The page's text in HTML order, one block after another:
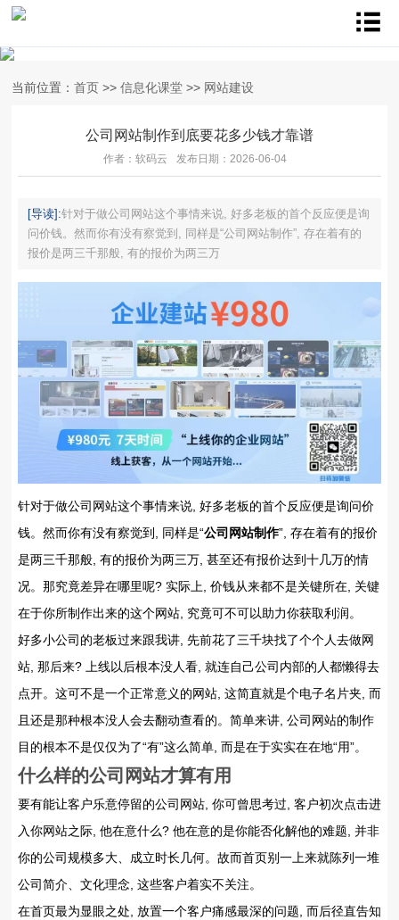
当前位置： 首页 >> 信息化课堂 >> 网站建设
公司网站制作到底要花多少钱才靠谱
作者：软码云 发布日期：2026-06-04
[导读]:针对于做公司网站这个事情来说, 好多老板的首个反应便是询
问价钱。然而你有没有察觉到, 同样是“公司网站制作”, 存在着有的
报价是两三千那般, 有的报价为两三万
针对于做公司网站这个事情来说, 好多老板的首个反应便是询问价
钱。然而你有没有察觉到, 同样是“公司网站制作”, 存在着有的报价
是两三千那般, 有的报价为两三万, 甚至还有报价达到十几万的情
况。那究竟差异在哪里呢? 实际上, 价钱从来都不是关键所在, 关键
在于你所制作出来的这个网站, 究竟可不可以助力你获取利润。
好多小公司的老板过来跟我讲, 先前花了三千块找了个个人去做网
站, 那后来? 上线以后根本没人看, 就连自己公司内部的人都懒得去
点开。这可不是一个正常意义的网站, 这简直就是个电子名片夹, 而
且还是那种根本没人会去翻动查看的。简单来讲, 公司网站的制作
目的根本不是仅仅为了“有”这么简单, 而是在于实实在在地“用”。
什么样的公司网站才算有用
要有能让客户乐意停留的公司网站, 你可曾思考过, 客户初次点击进
入你网站之际, 他在意什么? 他在意的是你能否化解他的难题, 并非
你的公司规模多大、成立时长几何。故而首页别一上来就陈列一堆
公司简介、文化理念, 这些客户着实不关注。
在首页最为显眼之处, 放置一个客户痛感最深的问题, 而后径直告知